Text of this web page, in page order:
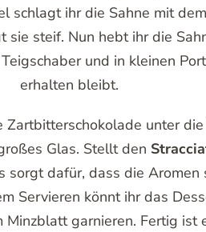
schlagt ihr die Sahne mit
sie steif. Nun hebt ihr die
und in kleinen
erhalten bleibt.
Zartbitterschokolade unter
Glas. Stellt den
sorgt dafür, dass die Aromen
Servieren könnt ihr das
garnieren. Fertig ist